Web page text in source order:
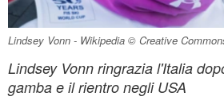
Lindsey Vonn - Wikipedia © Creative
Lindsey Vonn ringrazia l'Italia
gamba e il rientro negli USA